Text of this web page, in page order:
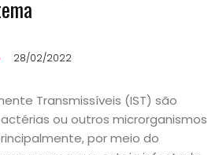
28/02/2022
Transmissíveis (IST) são
ou outros microrganismos
por meio do